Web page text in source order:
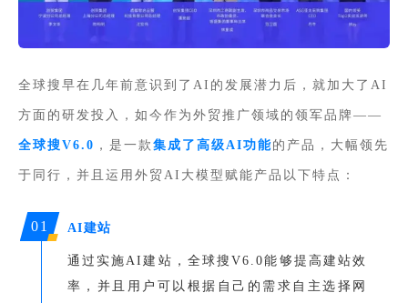
全球搜早在几年前意识到了AI的发展潜力后，就加大了AI
方面的研发投入，如今作为外贸推广领域的领军品牌——
全球搜V6.0 ，是一款 集成了高级AI功能的产品，大幅领先
于同行，并且运用外贸AI大模型赋能产品以下特点：
01 AI建站
通过实施AI建站，全球搜V6.0能够提高建站效
率，并且用户可以根据自己的需求自主选择网